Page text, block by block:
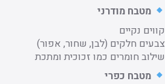
מטבח מודרני
קווים נקיים
צבעים חלקים (לבן, שחור, אפור)
שילוב חומרים כמו זכוכית ומתכת
מטבח כפרי